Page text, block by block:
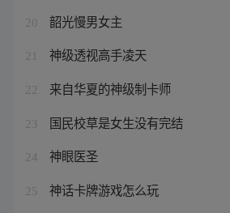
20 韶光慢男女主
21 神级透视高手凌天
22 来自华夏的神级制卡师
23 国民校草是女生没有完结
24 神眼医圣
25 神话卡牌游戏怎么玩